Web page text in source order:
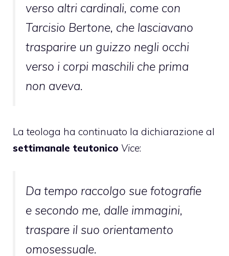
verso altri cardinali, come con
Tarcisio Bertone, che lasciavano
trasparire un guizzo negli occhi
verso i corpi maschili che prima
non aveva.
La teologa ha continuato la dichiarazione al
settimanale teutonico Vice:
Da tempo raccolgo sue fotografie
e secondo me, dalle immagini,
traspare il suo orientamento
omosessuale.